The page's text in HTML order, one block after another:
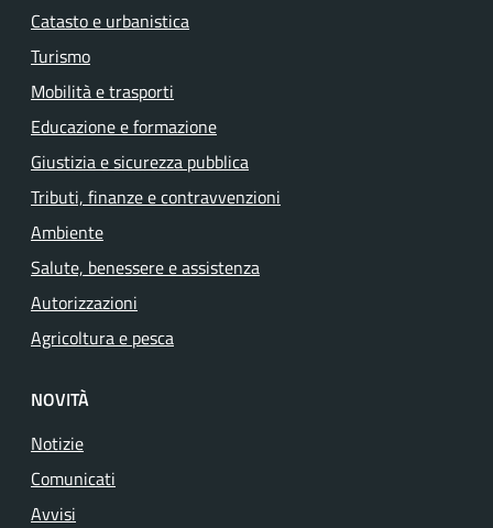
Catasto e urbanistica
Turismo
Mobilità e trasporti
Educazione e formazione
Giustizia e sicurezza pubblica
Tributi, finanze e contravvenzioni
Ambiente
Salute, benessere e assistenza
Autorizzazioni
Agricoltura e pesca
NOVITÀ
Notizie
Comunicati
Avvisi